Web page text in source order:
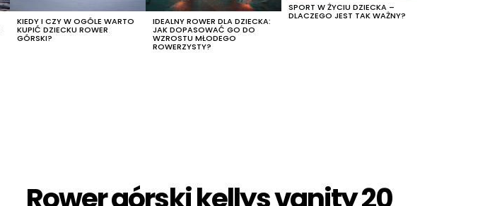
KIEDY I CZY W OGÓLE WARTO
KUPIĆ DZIECKU ROWER
GÓRSKI?
IDEALNY ROWER DLA DZIECKA:
JAK DOPASOWAĆ GO DO
WZROSTU MŁODEGO
ROWERZYSTY?
SPORT W ŻYCIU DZIECKA –
DLACZEGO JEST TAK WAŻNY?